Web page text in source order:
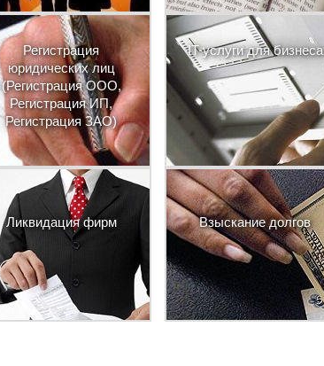
Регистрация
юридических лиц
(Регистрация ООО,
Регистрация ИП,
Регистрация ЗАО)
IT-услуги для бизнеса
Ликвидация фирм Взыскание долгов